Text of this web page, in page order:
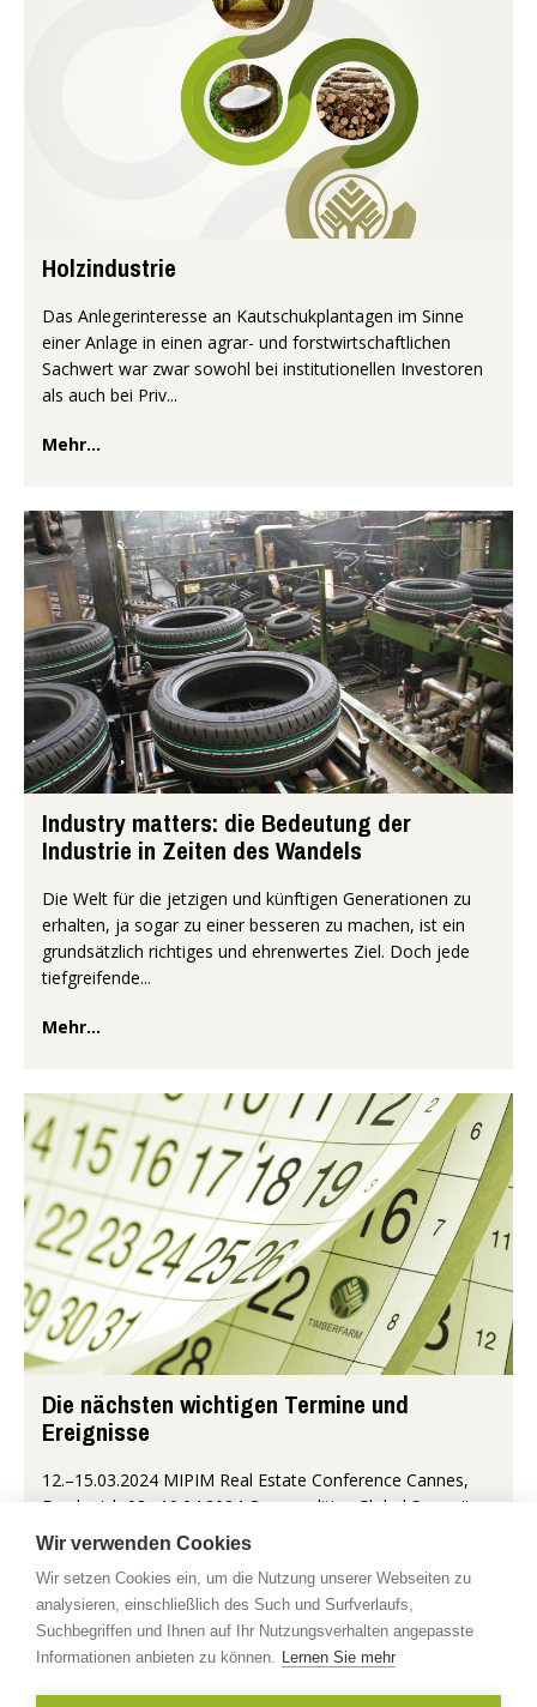
Holzindustrie
Das Anlegerinteresse an Kautschukplantagen im Sinne
einer Anlage in einen agrar- und forstwirtschaftlichen
Sachwert war zwar sowohl bei institutionellen Investoren
als auch bei Priv...
Mehr...
Industry matters: die Bedeutung der
Industrie in Zeiten des Wandels
Die Welt für die jetzigen und künftigen Generationen zu
erhalten, ja sogar zu einer besseren zu machen, ist ein
grundsätzlich richtiges und ehrenwertes Ziel. Doch jede
tiefgreifende...
Mehr...
Die nächsten wichtigen Termine und
Ereignisse
12.–15.03.2024 MIPIM Real Estate Conference Cannes,
Frankreich 08.–10.04.2024 Commodities Global Summit
Lausanne, Schweiz 17.–20.04.2024 RUBBER Eurasia 2024
Mehr...
Wir verwenden Cookies
Wir setzen Cookies ein, um die Nutzung unserer Webseiten zu
analysieren, einschließlich des Such und Surfverlaufs,
Suchbegriffen und Ihnen auf Ihr Nutzungsverhalten angepasste
Informationen anbieten zu können. Lernen Sie mehr